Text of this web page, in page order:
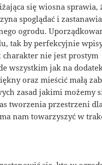
się wiosna sprawia,
spoglądać i
ogrodu.
tak by perfekcyjnie
charakter nie jest prostym
wszystkim jak na
oraz mieścić małą
zasad jakimi możemy
tworzenia przestrzeni
nam towarzyszyć w